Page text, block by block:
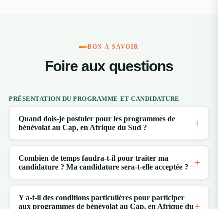
BON À SAVOIR
Foire aux questions
PRÉSENTATION DU PROGRAMME ET CANDIDATURE
Quand dois-je postuler pour les programmes de
bénévolat au Cap, en Afrique du Sud ?
Combien de temps faudra-t-il pour traiter ma
candidature ? Ma candidature sera-t-elle acceptée ?
Y a-t-il des conditions particulières pour participer
aux programmes de bénévolat au Cap, en Afrique du